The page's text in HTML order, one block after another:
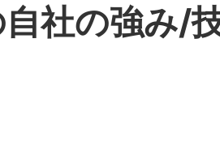
社の強み/